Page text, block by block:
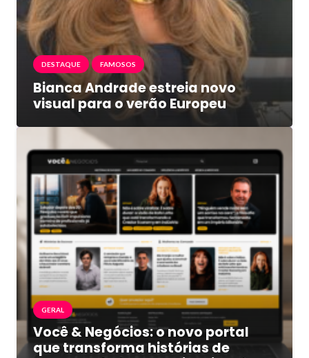
DESTAQUE FAMOSOS
Bianca Andrade estreia novo
visual para o verão Europeu
GERAL
Você & Negócios: o novo portal
que transforma histórias de